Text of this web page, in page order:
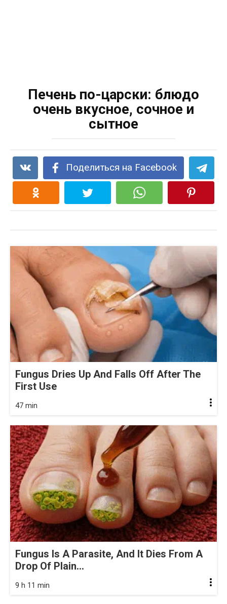
Печень по-царски: блюдо
очень вкусное, сочное и
сытное
Поделиться на Facebook
Fungus Dries Up And Falls Off After The
First Use
47 min
Fungus Is A Parasite, And It Dies From A
Drop Of Plain...
9 h 11 min